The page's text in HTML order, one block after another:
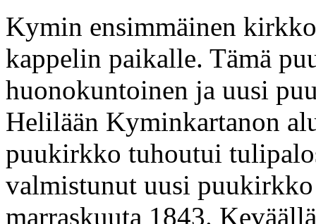
Kymin ensimmäinen
kappelin paikalle. Tämä
huonokuntoinen ja uusi
Helilään Kyminkartanon
puukirkko tuhoutui
valmistunut uusi
marraskuuta 1843.